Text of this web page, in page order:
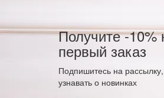
Получите -10%
первый заказ
Подпишитесь на
узнавать о новинках